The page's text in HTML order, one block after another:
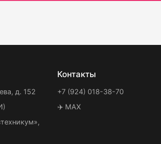
д. 152
Контакты
+7 (924) 018-38-70
✈️ MAX